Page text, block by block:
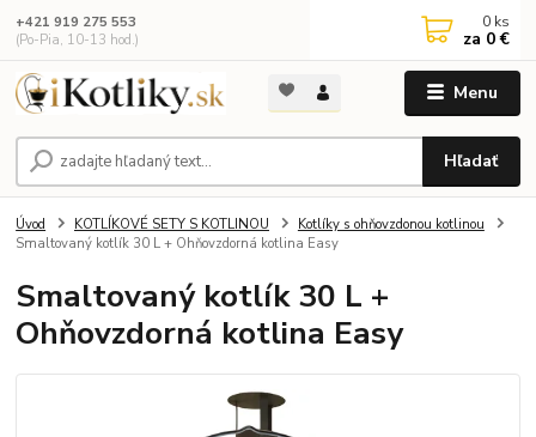
Menu
Hľadať
+421 919 275 553
(Po-Pia, 10-13 hod.)
0 ks
za 0 €
Úvod KOTLÍKOVÉ SETY S KOTLINOU
Kotlíky s ohňovzdonou kotlinou
Smaltovaný kotlík 30 L + Ohňovzdorná kotlina Easy
Smaltovaný kotlík 30 L +
Ohňovzdorná kotlina Easy